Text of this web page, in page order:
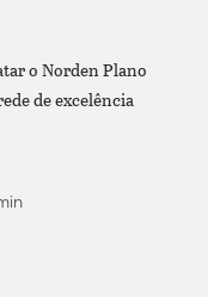
o Norden Plano
de excelência